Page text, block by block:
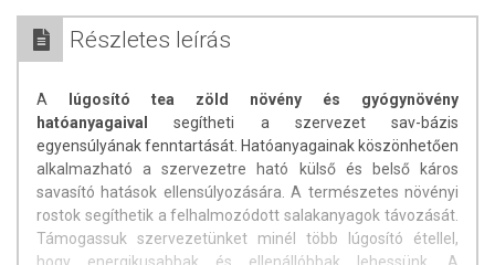
Részletes leírás
A
lúgosító tea zöld növény és gyógynövény
hatóanyagaival
segítheti a szervezet sav-bázis
egyensúlyának fenntartását. Hatóanyagainak köszönhetően
alkalmazható a szervezetre ható külső és belső káros
savasító hatások ellensúlyozására. A természetes növényi
rostok segíthetik a felhalmozódott salakanyagok távozását.
Támogassuk szervezetünket minél több lúgosító étellel,